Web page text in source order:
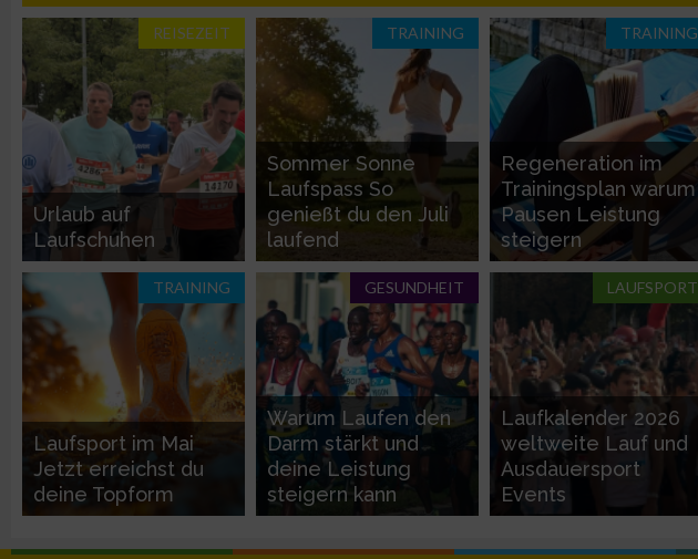
REISEZEIT
Urlaub auf
Laufschuhen
TRAINING
Sommer Sonne
Laufspass So
genießt du den Juli
laufend
TRAINING
Regeneration im
Trainingsplan warum
Pausen Leistung
steigern
TRAINING
Laufsport im Mai
Jetzt erreichst du
deine Topform
GESUNDHEIT
Warum Laufen den
Darm stärkt und
deine Leistung
steigern kann
LAUFSPORT
Laufkalender 2026
weltweite Lauf und
Ausdauersport
Events
Verwendung von Profilen zur Auswahl personalisierter Werbung
Erstellung von Profilen zur Personalisierung von Inhalten
Verwendung von Profilen zur Auswahl personalisierter Inhalte
Messung der Werbeleistung
Messung der Performance von Inhalten
Analyse von Zielgruppen durch Statistiken oder Kombinationen von Daten aus
verschiedenen Quellen
Entwicklung und Verbesserung der Angebote
Verwendung reduzierter Daten zur Auswahl von Inhalten